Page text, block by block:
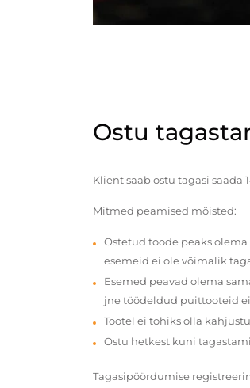
Ostu
Klient saab ostu tagasi saada
Mitmed peamised mõisted:
Ostetud toode peaks
esemeid ei ole võimalik
Esemed peavad olema
jne töödeldud puittooteid
Tootel ei tohiks olla
Ostu hetkest kuni
Tagasipöördumise